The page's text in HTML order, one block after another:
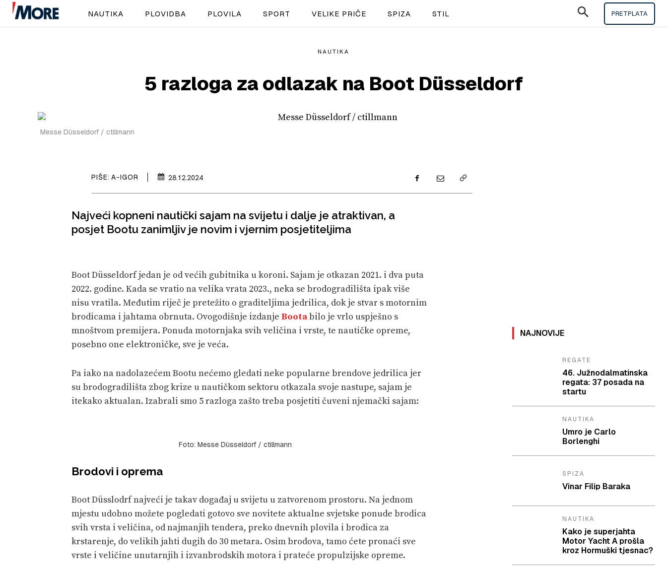
SPORT
PLOVILA
VELIKE PRIČE
PRETPLATA
SHOP
NAUTIKA PLOVIDBA PLOVILA SPORT VELIKE PRIČE SPIZA STIL PRETPLATA
NAUTIKA
5 razloga za odlazak na Boot Düsseldorf
Messe Düsseldorf / ctillmann
PIŠE: A-IGOR 28.12.2024
Najveći kopneni nautički sajam na svijetu i dalje je atraktivan, a
posjet Bootu zanimljiv je novim i vjernim posjetiteljima
Boot Düsseldorf jedan je od većih gubitnika u koroni. Sajam je otkazan 2021. i dva puta
2022. godine. Kada se vratio na velika vrata 2023., neka se brodogradilišta ipak više
nisu vratila. Međutim riječ je pretežito o graditeljima jedrilica, dok je stvar s motornim
brodicama i jahtama obrnuta. Ovogodišnje izdanje Bootabilo je vrlo uspješno s
mnoštvom premijera. Ponuda motornjaka svih veličina i vrste, te nautičke opreme,
posebno one elektroničke, sve je veća.
Pa iako na nadolazećem Bootu nećemo gledati neke popularne brendove jedrilica jer
su brodogradilišta zbog krize u nautičkom sektoru otkazala svoje nastupe, sajam je
itekako aktualan. Izabrali smo 5 razloga zašto treba posjetiti čuveni njemački sajam:
Foto: Messe Düsseldorf / ctillmann
Brodovi i oprema
Boot Düsslodrf najveći je takav događaj u svijetu u zatvorenom prostoru. Na jednom
mjestu udobno možete pogledati gotovo sve novitete aktualne svjetske ponude brodica
svih vrsta i veličina, od najmanjih tendera, preko dnevnih plovila i brodica za
krstarenje, do velikih jahti dugih do 30 metara. Osim brodova, tamo ćete pronaći sve
vrste i veličine unutarnjih i izvanbrodskih motora i prateće propulzijske opreme.
NAJNOVIJE
REGATE
46. Južnodalmatinska
regata: 37 posada na
startu
NAUTIKA
Umro je Carlo
Borlenghi
SPIZA
Vinar Filip Baraka
NAUTIKA
Kako je superjahta
Motor Yacht A prošla
kroz Hormuški tjesnac?